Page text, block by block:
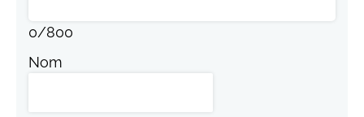
0/800
Nom